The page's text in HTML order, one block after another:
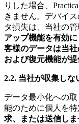
りした場合、
きません。デバイ
タ損失は、当社の管
アップ機能を有効
客様のデータは当
および復元機能が提
2.2. 当社が収集しな
データ最小化への
能のために個人を
求、または送信し